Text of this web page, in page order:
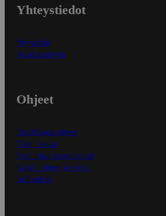
Yhteystiedot
Myymälät
Asiakaspalvelu
Ohjeet
Ensitilaajan ohjeet
Näin maksat
Näin tilaat ja muokkaat
Kaikki ohjeet ja vinkit
In English